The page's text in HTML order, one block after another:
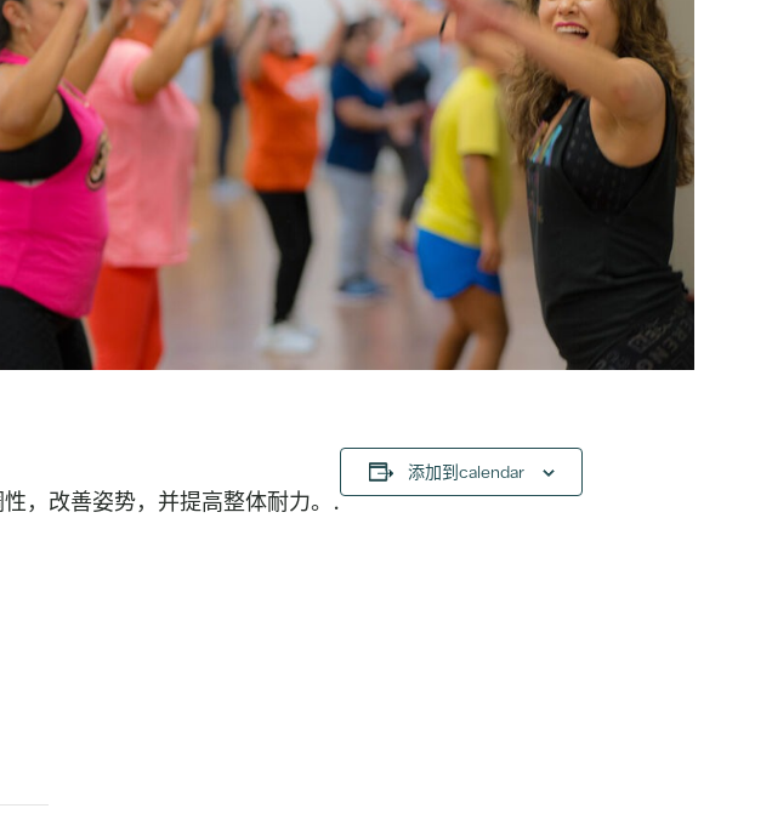
，改善姿势，并提高整体耐力。.
添加到calendar